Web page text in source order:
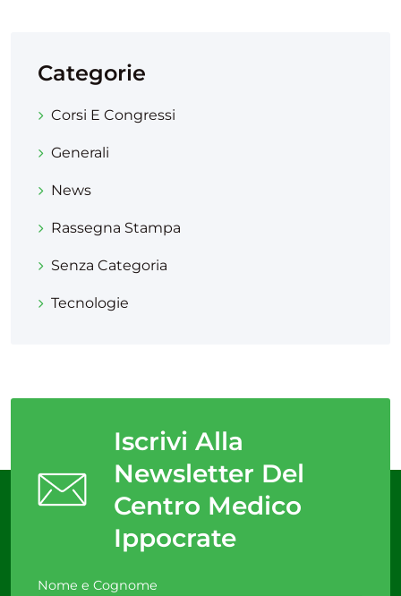
Categorie
Corsi E Congressi
Generali
News
Rassegna Stampa
Senza Categoria
Tecnologie
Iscrivi Alla
Newsletter Del
Centro Medico
Ippocrate
Nome e Cognome